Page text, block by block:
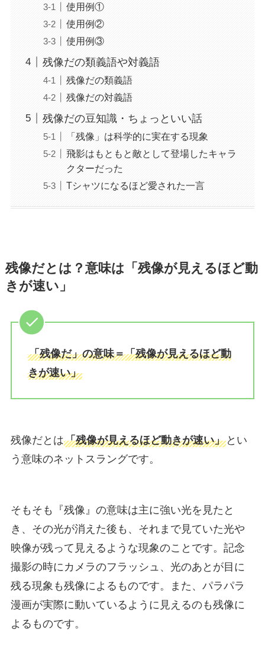
使用例①
使用例②
使用例③
残像だの類義語や対義語
残像だの類義語
残像だの対義語
残像だの豆知識・ちょっといい話
「残像」は科学的に実在する現象
飛影はもともと敵として登場したキャラ
クターだった
Tシャツになるほど愛された一言
残像だとは？意味は「残像が見えるほど動
きが速い」
「残像だ」の意味＝「残像が見えるほど動
きが速い」
残像だとは「残像が見えるほど動きが速い」とい
う意味のネットスラングです。
そもそも『残像』の意味は主に強い光を見たと
き、その光が消えた後も、それまで見ていた光や
映像が残って見えるような現象のことです。記念
撮影の時にカメラのフラッシュ、光のあとが目に
残る現象も残像によるものです。また、パラパラ
漫画が実際に動いているように見えるのも残像に
よるものです。